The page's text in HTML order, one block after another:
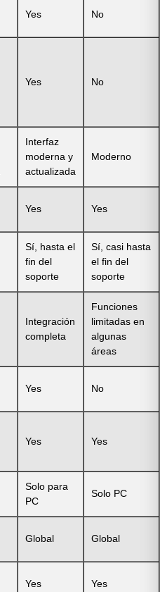
Yes No
Yes No
Interfaz
moderna y
actualizada
Moderno
Yes Yes
Sí, hasta el
fin del
soporte
Sí, casi hasta
el fin del
soporte
Integración
completa
Funciones
limitadas en
algunas
áreas
Yes No
Yes Yes
Solo para
PC
Solo PC
Global Global
Yes Yes